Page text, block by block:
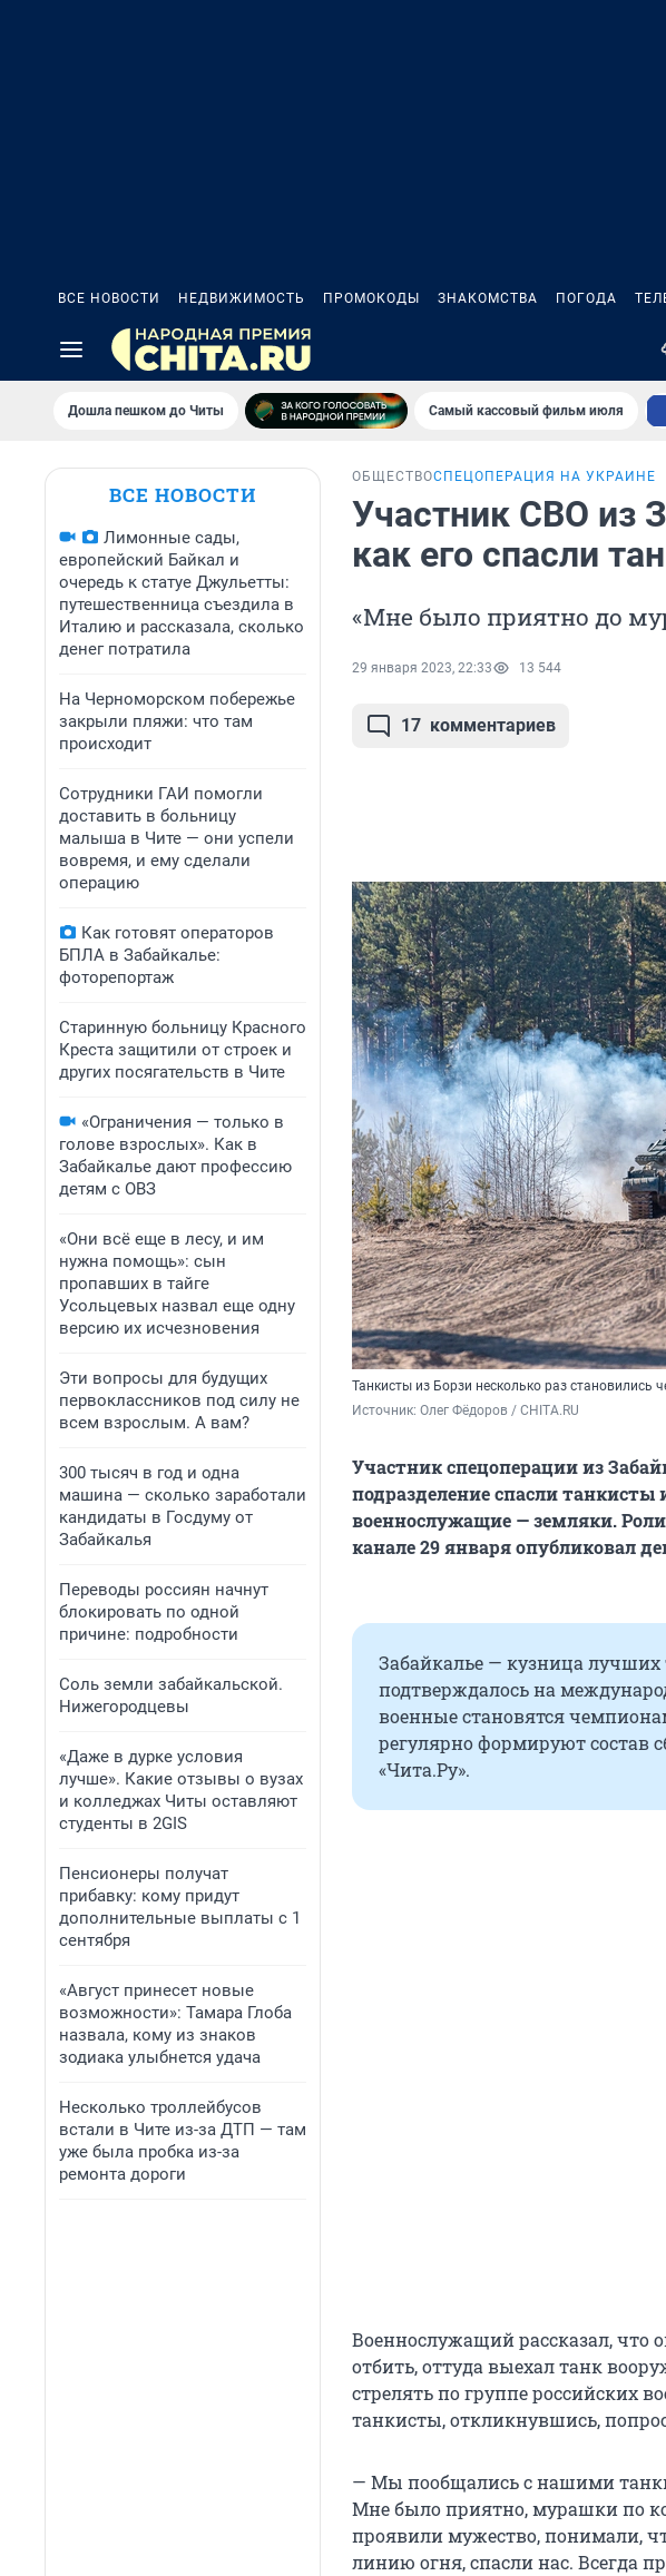
ВСЕ НОВОСТИ НЕДВИЖИМОСТЬ ПРОМОКОДЫ ЗНАКОМСТВА ПОГОДА
Дошла пешком до Читы Самый кассовый фильм июля
ВСЕ НОВОСТИ
Лимонные сады,
европейский Байкал и
очередь к статуе Джульетты:
путешественница съездила в
Италию и рассказала, сколько
денег потратила
На Черноморском побережье
закрыли пляжи: что там
происходит
Сотрудники ГАИ помогли
доставить в больницу
малыша в Чите — они успели
вовремя, и ему сделали
операцию
Как готовят операторов
БПЛА в Забайкалье:
фоторепортаж
Старинную больницу Красного
Креста защитили от строек и
других посягательств в Чите
«Ограничения — только в
голове взрослых». Как в
Забайкалье дают профессию
детям с ОВЗ
«Они всё еще в лесу, и им
нужна помощь»: сын
пропавших в тайге
Усольцевых назвал еще одну
версию их исчезновения
Эти вопросы для будущих
первоклассников под силу не
всем взрослым. А вам?
300 тысяч в год и одна
машина — сколько заработали
кандидаты в Госдуму от
Забайкалья
Переводы россиян начнут
блокировать по одной
причине: подробности
Соль земли забайкальской.
Нижегородцевы
«Даже в дурке условия
лучше». Какие отзывы о вузах
и колледжах Читы оставляют
студенты в 2GIS
Пенсионеры получат
прибавку: кому придут
дополнительные выплаты с 1
сентября
«Август принесет новые
возможности»: Тамара Глоба
назвала, кому из знаков
зодиака улыбнется удача
Несколько троллейбусов
встали в Чите из-за ДТП — там
уже была пробка из-за
ремонта дороги
ОБЩЕСТВОСПЕЦОПЕРАЦИЯ НА УКРАИНЕ
Участник СВО из
как его спасли
«Мне было приятно до
29 января 2023, 22:33 13 544
17 комментариев
Танкисты из Борзи несколько раз
Источник: Олег Фёдоров / CHITA.RU
Участник спецоперации из
подразделение спасли танкисты
военнослужащие — земляки.
канале 29 января опубликовал
Забайкалье — кузница лучших
подтверждалось на
военные становятся
регулярно формируют состав
«Чита.Ру».
Военнослужащий рассказал, что
отбить, оттуда выехал танк
стрелять по группе российских
танкисты, откликнувшись,
— Мы пообщались с нашими
Мне было приятно, мурашки по
проявили мужество, понимали,
линию огня, спасли нас. Всегда